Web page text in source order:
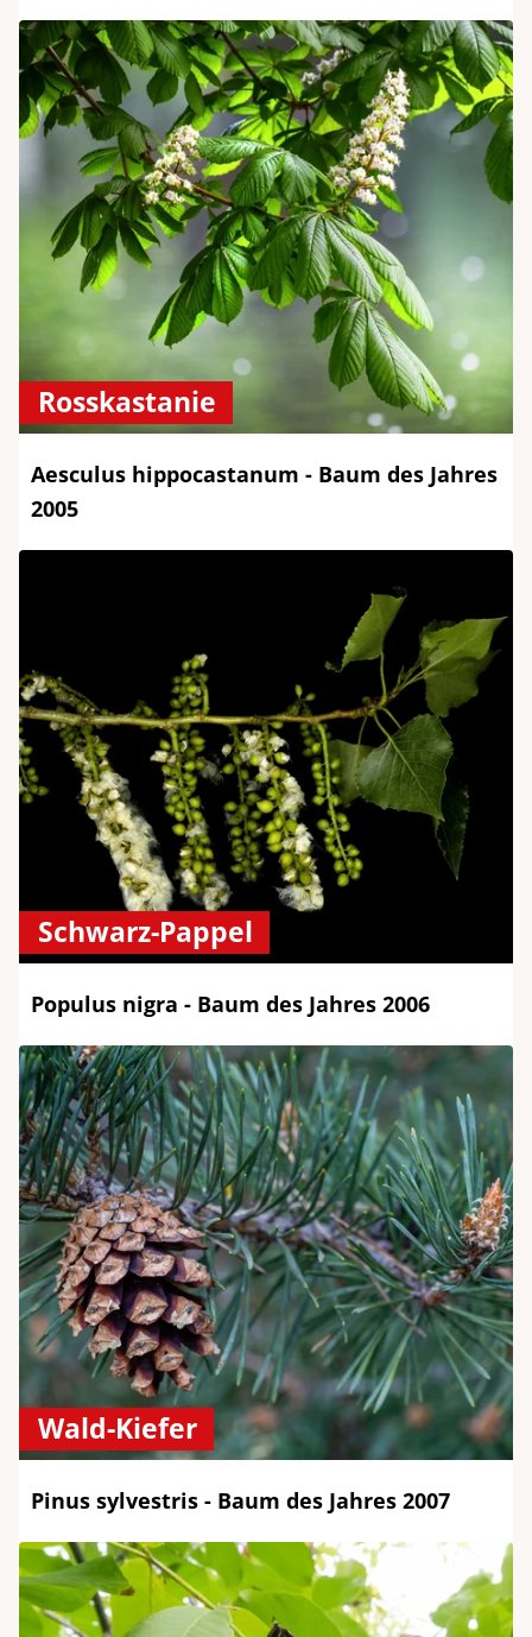
Rosskastanie
Aesculus hippocastanum - Baum des Jahres
2005
Schwarz-Pappel
Populus nigra - Baum des Jahres 2006
Wald-Kiefer
Pinus sylvestris - Baum des Jahres 2007